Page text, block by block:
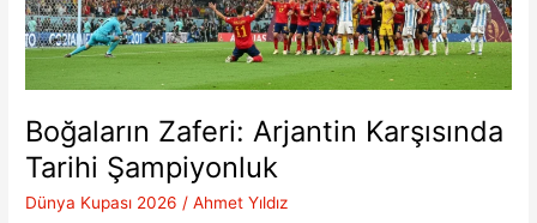
Boğaların Zaferi: Arjantin Karşısında
Tarihi Şampiyonluk
Dünya Kupası 2026 /Ahmet Yıldız